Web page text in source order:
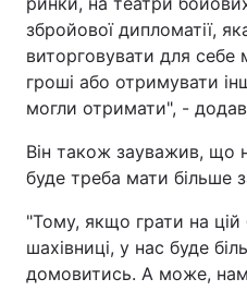
збройової дипломатії,
виторговувати для себе
гроші або отримувати
могли отримати", -
Він також зауважив, що
буде треба мати більше
"Тому, якщо грати на цій
шахівниці, у нас буде
домовитись. А може, нам